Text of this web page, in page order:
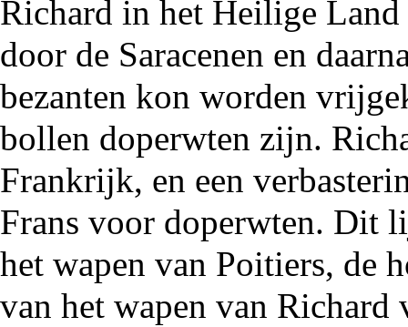
Richard in het Heilige
door de Saracenen en
bezanten kon worden
bollen doperwten zijn.
Frankrijk, en een
Frans voor doperwten. Dit
het wapen van Poitiers, de
van het wapen van